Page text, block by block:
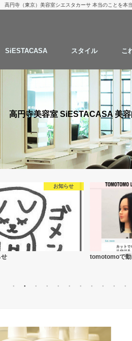
高円寺（東京）美容室シエスタカーサ 本当のことを本
SiESTACASA
お客様からのご質問
タカツグの１日
スタッフの髪型
仕事の流儀
にしざわ たかつぐ 実
思
スタイル
カット
カラー
パーマ
ストレートパーマ
ハナヘナ
継続することで綺麗
こ
高円寺美容室 SiESTACASA 美
にしざわ たかつぐ